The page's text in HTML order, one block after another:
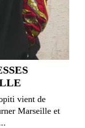
vient de
Marseille et